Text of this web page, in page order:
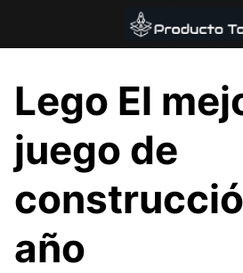
contenido
Lego El
juego de
año